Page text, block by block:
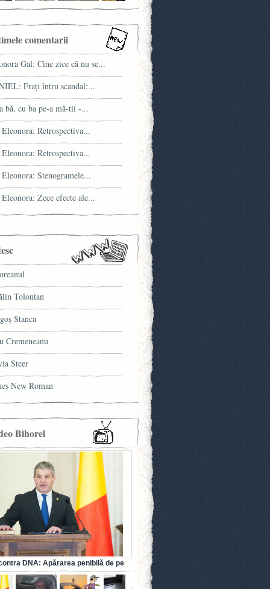
comentarii
Gal: Cine zice că nu se...
Fraţi întru scandal:...
bă, cu ba pe-a mă-tii -...
Retrospectiva...
Retrospectiva...
Stenogramele...
Zece efecte ale...
Tolontan
Stanca
Cremeneanu
Steer
New Roman
Bihorel
DNA: Apărarea penibilă de pe
fostului ministru al Sănătății (VIDEO)